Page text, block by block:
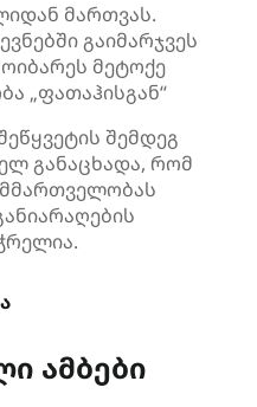
მართვას.
გაიმარჯვეს
მეტოქე
„ფათაჰისგან“
შემდეგ
განაცხადა, რომ
ამბები